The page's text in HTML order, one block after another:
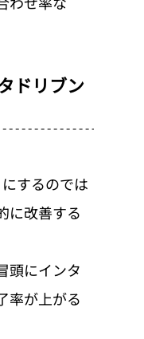
ドリブン
するのでは
に改善する
頭にインタ
率が上がる